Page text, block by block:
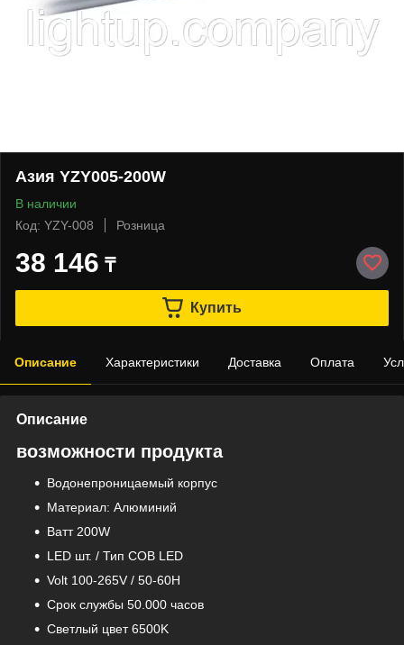
Азия YZY005-200W
В наличии
Код: YZY-008
Розница
38 146 ₸
Купить
Описание Характеристики Доставка Оплата
Описание
возможности продукта
Водонепроницаемый корпус
Материал: Aлюминий
Bатт 200W
LED шт. / Тип COB LED
Volt 100-265V / 50-60H
Срок службы 50.000 часов
Светлый цвет 6500K